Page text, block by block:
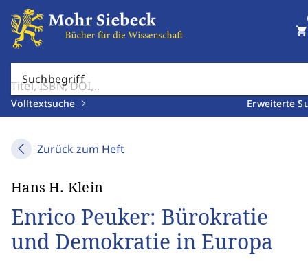
Suchbegriff
Volltextsuche Erweiterte
shopping_cart
Zurück zum Heft
Hans H. Klein
Enrico Peuker: Bürokratie
und Demokratie in Europa